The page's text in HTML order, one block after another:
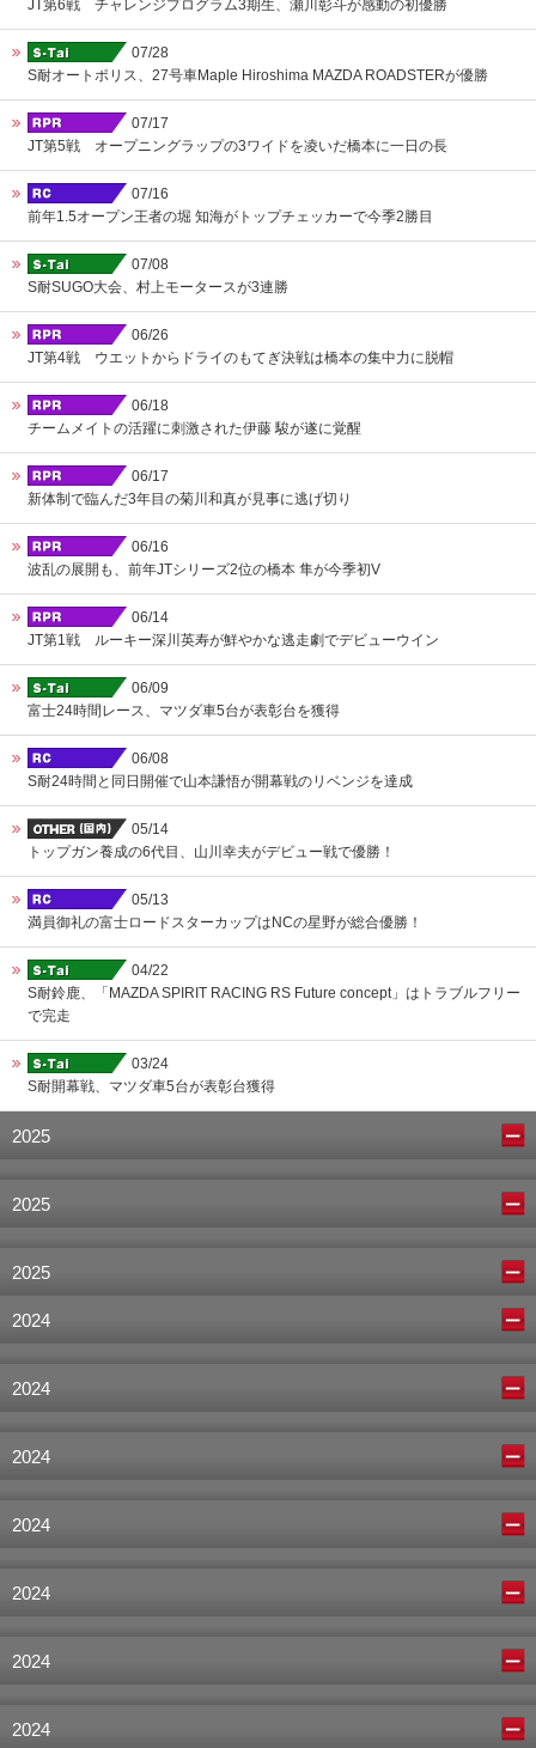
JT第6戦 チャレンジプログラム3期生、瀬川彰斗が感動の初優勝
07/28
S耐オートポリス、27号車Maple Hiroshima MAZDA ROADSTERが優勝
07/17
JT第5戦 オープニングラップの3ワイドを凌いだ橋本に一日の長
07/16
前年1.5オープン王者の堀 知海がトップチェッカーで今季2勝目
07/08
S耐SUGO大会、村上モータースが3連勝
06/26
JT第4戦 ウエットからドライのもてぎ決戦は橋本の集中力に脱帽
06/18
チームメイトの活躍に刺激された伊藤 駿が遂に覚醒
06/17
新体制で臨んだ3年目の菊川和真が見事に逃げ切り
06/16
波乱の展開も、前年JTシリーズ2位の橋本 隼が今季初V
06/14
JT第1戦 ルーキー深川英寿が鮮やかな逃走劇でデビューウイン
06/09
富士24時間レース、マツダ車5台が表彰台を獲得
06/08
S耐24時間と同日開催で山本謙悟が開幕戦のリベンジを達成
05/14
トップガン養成の6代目、山川幸夫がデビュー戦で優勝！
05/13
満員御礼の富士ロードスターカップはNCの星野が総合優勝！
04/22
S耐鈴鹿、「MAZDA SPIRIT RACING RS Future concept」はトラブルフリー
で完走
03/24
S耐開幕戦、マツダ車5台が表彰台獲得
2025
2025
2025
2024
2024
2024
2024
2024
2024
2024